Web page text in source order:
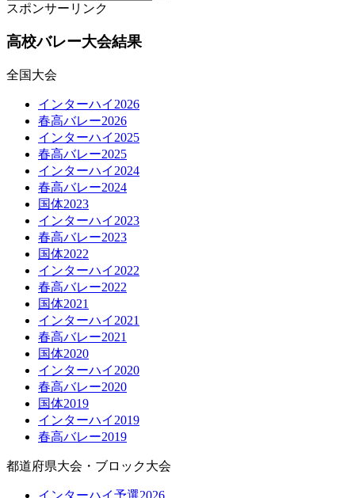
スポンサーリンク
高校バレー大会結果
全国大会
インターハイ2026
春高バレー2026
インターハイ2025
春高バレー2025
インターハイ2024
春高バレー2024
国体2023
インターハイ2023
春高バレー2023
国体2022
インターハイ2022
春高バレー2022
国体2021
インターハイ2021
春高バレー2021
国体2020
インターハイ2020
春高バレー2020
国体2019
インターハイ2019
春高バレー2019
都道府県大会・ブロック大会